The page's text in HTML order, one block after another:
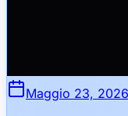
Maggio 23, 2026